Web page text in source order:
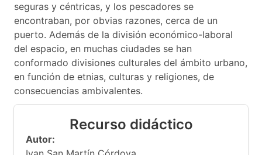
seguras y céntricas, y los pescadores se
encontraban, por obvias razones, cerca de un
puerto. Además de la división económico-laboral
del espacio, en muchas ciudades se han
conformado divisiones culturales del ámbito urbano,
en función de etnias, culturas y religiones, de
consecuencias ambivalentes.
Recurso didáctico
Autor: